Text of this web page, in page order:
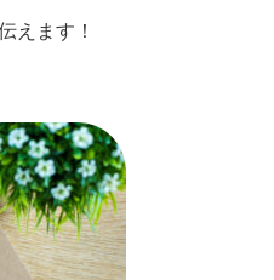
えます！